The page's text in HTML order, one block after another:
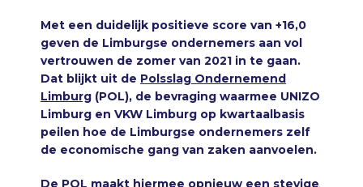
Met een duidelijk positieve score van +16,0
geven de Limburgse ondernemers aan vol
vertrouwen de zomer van 2021 in te gaan.
Dat blijkt uit de Polsslag Ondernemend
Limburg (POL), de bevraging waarmee UNIZO
Limburg en VKW Limburg op kwartaalbasis
peilen hoe de Limburgse ondernemers zelf
de economische gang van zaken aanvoelen.
De POL maakt hiermee opnieuw een stevige